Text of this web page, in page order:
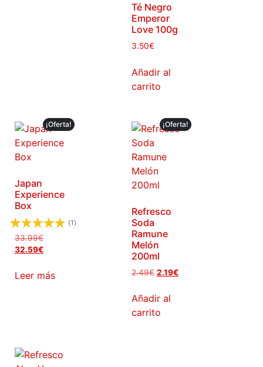
Té Negro
Emperor
Love 100g
3.50€
Añadir al
carrito
¡Oferta!
Japan
Experience
Box
(1)
33.99€
32.59€
Leer más
¡Oferta!
Refresco
Soda
Ramune
Melón
200ml
2.49€ 2.19€
Añadir al
carrito